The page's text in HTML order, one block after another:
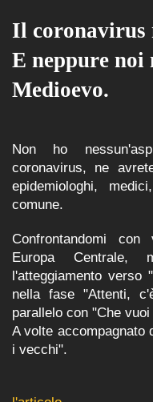
Il coronavirus
E neppure noi
Medioevo.
Non ho
coronavirus, ne
epidemiologhi,
comune.
Confrontandomi
Europa
l'atteggiamento verso
nella fase "Attenti,
parallelo con "Che
A volte accompagnato
i vecchi".